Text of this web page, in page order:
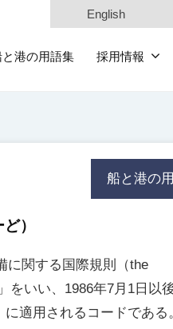
English
と港の用語集 採用情報
船と港の
）
に関する国際規則（the
をいい、1986年7月1日以
適用されるコードである